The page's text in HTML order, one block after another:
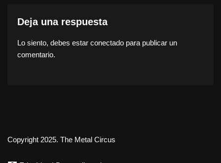
Deja una respuesta
Lo siento, debes estar conectado para publicar un
comentario.
Copyright 2025. The Metal Circus